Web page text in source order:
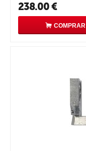
238.00€
COMPRAR